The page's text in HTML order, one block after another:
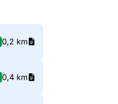
0,2 km
0,4 km